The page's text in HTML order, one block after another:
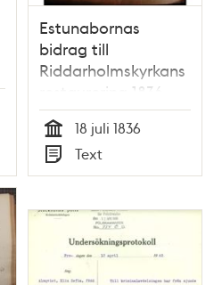
Estunabornas
bidrag till
Riddarholmskyrkans
restaurering 1836
Tid
18 juli 1836
Typ
Text